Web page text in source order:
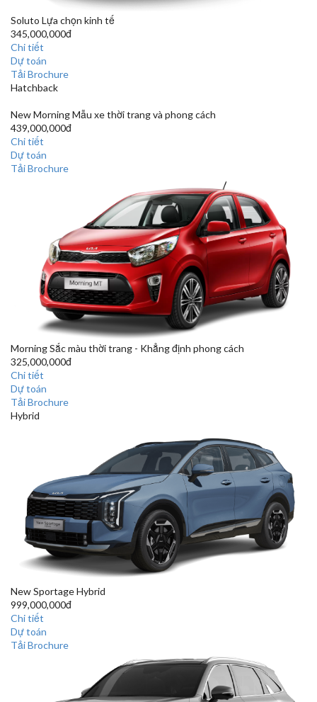
Soluto Lựa chọn kinh tế
345,000,000đ
Chi tiết
Dự toán
Tải Brochure
Hatchback
New MorningMẫu xe thời trang và phong cách
439,000,000đ
Chi tiết
Dự toán
Tải Brochure
MorningSắc màu thời trang - Khẳng định phong cách
325,000,000đ
Chi tiết
Dự toán
Tải Brochure
Hybrid
New Sportage Hybrid
999,000,000đ
Chi tiết
Dự toán
Tải Brochure